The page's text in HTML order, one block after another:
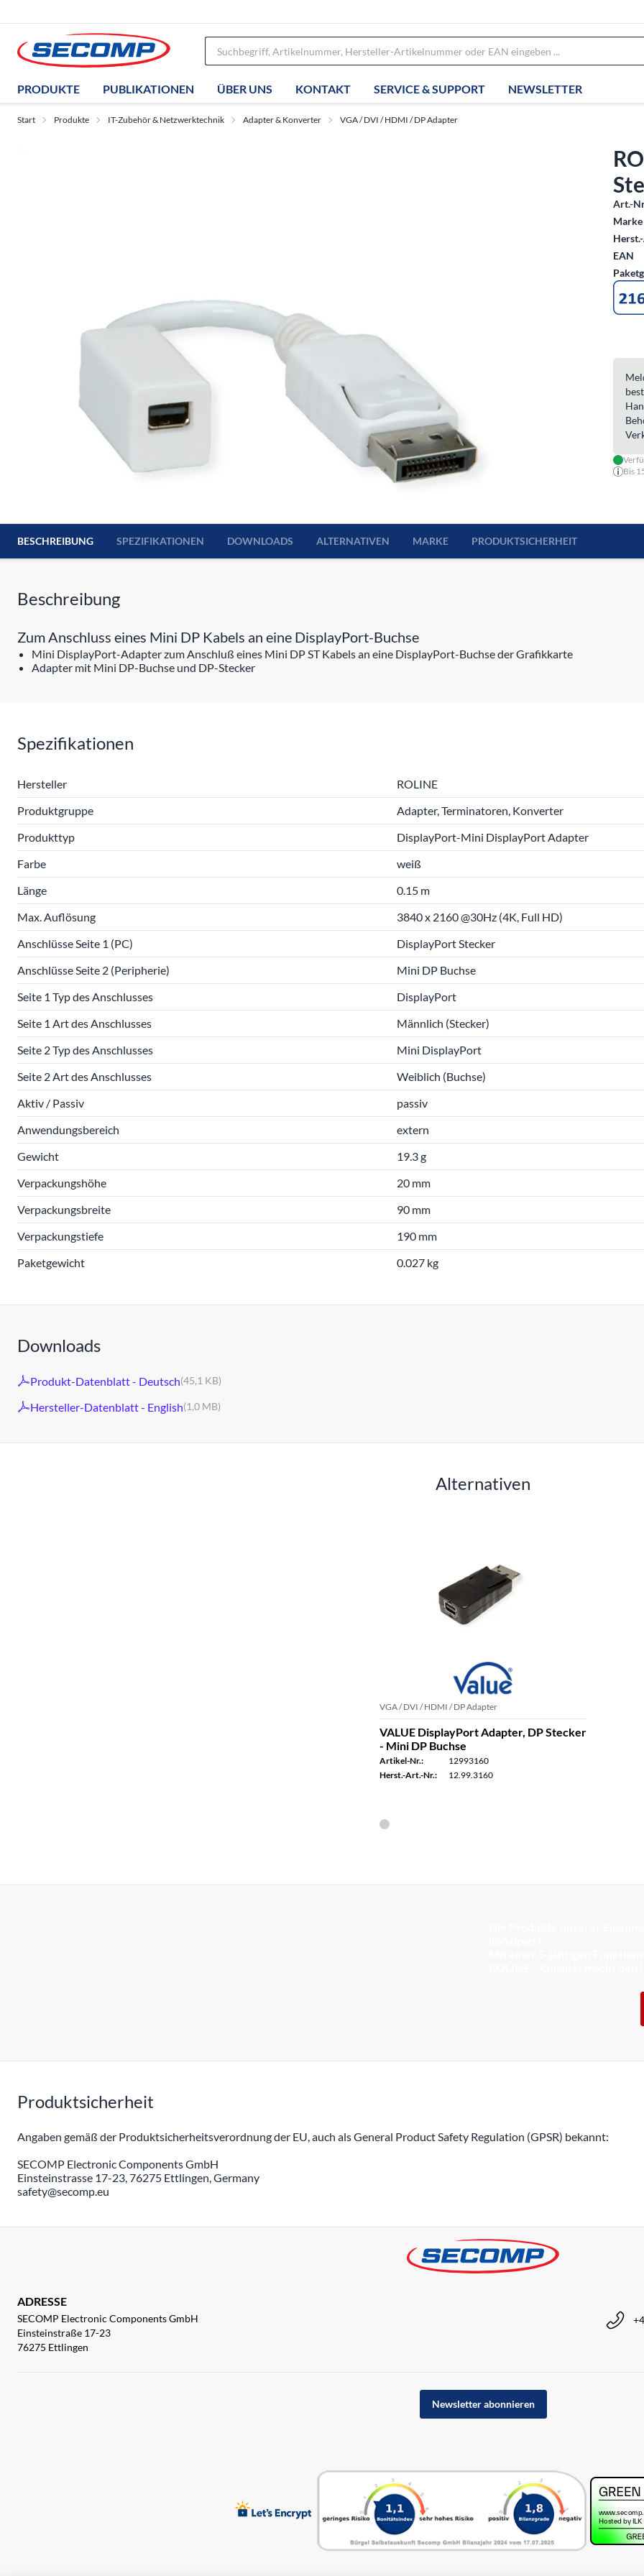
PRODUKTE PUBLIKATIONEN ÜBER UNS KONTAKT SERVICE & SUPPORT NEWSLETTER
Start Produkte IT-Zubehör & Netzwerktechnik Adapter & Konverter VGA / DVI / HDMI / DP Adapter
Art.-
EAN
Bis
BESCHREIBUNG SPEZIFIKATIONEN DOWNLOADS ALTERNATIVEN MARKE PRODUKTSICHERHEIT
Beschreibung
Zum Anschluss eines Mini DP Kabels an eine DisplayPort-Buchse
Mini DisplayPort-Adapter zum Anschluß eines Mini DP ST Kabels an eine DisplayPort-Buchse der Grafikkarte
Adapter mit Mini DP-Buchse und DP-Stecker
Spezifikationen
Hersteller
ROLINE
Produktgruppe
Adapter, Terminatoren, Konverter
Produkttyp
DisplayPort-Mini DisplayPort Adapter
Farbe
weiß
Länge
0.15 m
Max. Auflösung
3840 x 2160 @30Hz (4K, Full HD)
Anschlüsse Seite 1 (PC)
DisplayPort Stecker
Anschlüsse Seite 2 (Peripherie)
Mini DP Buchse
Seite 1 Typ des Anschlusses
DisplayPort
Seite 1 Art des Anschlusses
Männlich (Stecker)
Seite 2 Typ des Anschlusses
Mini DisplayPort
Seite 2 Art des Anschlusses
Weiblich (Buchse)
Aktiv / Passiv
passiv
Anwendungsbereich
extern
Gewicht
19.3 g
Verpackungshöhe
20 mm
Verpackungsbreite
90 mm
Verpackungstiefe
190 mm
Paketgewicht
0.027 kg
Downloads
Produkt-Datenblatt - Deutsch(45,1 KB)
Hersteller-Datenblatt - English(1,0 MB)
Alternativen
VGA / DVI / HDMI / DP Adapter
VALUE DisplayPort Adapter, DP Stecker
- Mini DP Buchse
Artikel-Nr.:
12993160
Herst.-Art.-Nr.:
12.99.3160
Produktsicherheit
Angaben gemäß der Produktsicherheitsverordnung der EU, auch als General Product Safety Regulation (GPSR) bekannt:
SECOMP Electronic Components GmbH
Einsteinstrasse 17-23, 76275 Ettlingen, Germany
safety@secomp.eu
ADRESSE
SECOMP Electronic Components GmbH
Einsteinstraße 17-23
76275 Ettlingen
Newsletter abonnieren